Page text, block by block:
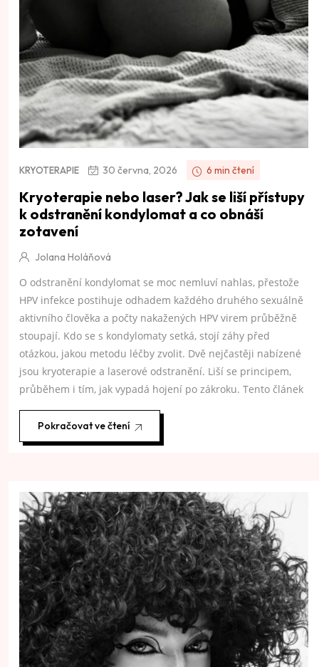
KRYOTERAPIE 30 června, 2026 6 min čtení
Kryoterapie nebo laser? Jak se liší přístupy
k odstranění kondylomat a co obnáší
zotavení
Jolana Holáňová
O odstranění kondylomat se moc nemluví nahlas, přestože
HPV infekce postihuje odhadem každého druhého sexuálně
aktivního člověka a počty nakažených HPV virem průběžně
stoupají. Kdo se s kondylomaty setká, stojí záhy před
otázkou, jakou metodu léčby zvolit. Dvě nejčastěji nabízené
jsou kryoterapie a laserové odstranění. Liší se principem,
průběhem i tím, jak vypadá hojení po zákroku. Tento článek
Pokračovat ve čtení